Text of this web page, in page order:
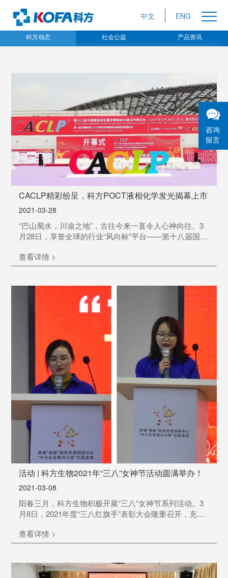
中文 ENG
科方动态 社会公益 产品资讯
CACLP精彩纷呈，科方POCT液相化学发光揭幕上市
2021-03-28
“巴山蜀水，川渝之地”，古往今来一直令人心神向往。3
月28日，享誉全球的行业“风向标”平台——第十八届国际
博览中心盛大开幕，群贤毕至，共同见证这一IVD行业盛
会。
查看详情 >
活动 | 科方生物2021年“三八”女神节活动圆满举办！
2021-03-08
阳春三月，科方生物积极开展“三八”女神节系列活动。3
月8日，2021年度“三八红旗手”表彰大会隆重召开，充分
女神们走进白水寨，享受难得的悠闲时光，品味农家美
食，一起记录温情美好时刻！
查看详情 >
咨询
留言